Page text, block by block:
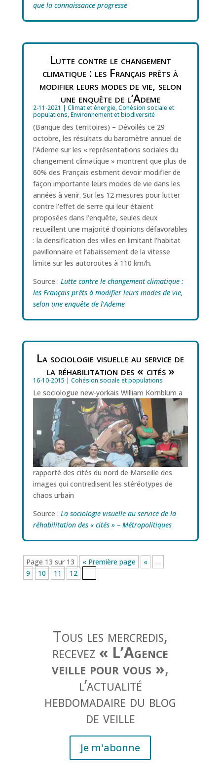
que la connaissance progresse
Lutte contre le changement
climatique : les Français prêts à
modifier leurs modes de vie, selon
une enquête de l’Ademe
2-11-2021 | Climat et énergie,Cohésion sociale et
populations,Environnement et biodiversité
(Banque des territoires) – Dévoilés ce 29
octobre, les résultats du baromètre annuel de
l’Ademe sur les « représentations sociales du
changement climatique » montrent que plus de
60% des Français estiment devoir modifier de
façon importante leurs modes de vie dans les
années à venir. Sur les 12 mesures pour lutter
contre l’effet de serre qui leur étaient
proposées dans l’enquête, seules deux
recueillent une majorité d’opinions défavorables
: la densification des villes en limitant l’habitat
pavillonnaire et l’abaissement de la vitesse
limite sur les autoroutes à 110 km/h.
Source : Lutte contre le changement climatique :
les Français prêts à modifier leurs modes de vie,
selon une enquête de l’Ademe
La sociologie visuelle au service de
la réhabilitation des « cités »
16-10-2015 | Cohésion sociale et populations
Le sociologue new-yorkais William Kornblum a
rapporté des cités du nord de Marseille des
images qui contredisent les stéréotypes de
chaos urbain
Source : La sociologie visuelle au service de la
réhabilitation des « cités » – Métropolitiques
Page 13 sur 13 « Première page «
…
9
10 11 12
Tous les mercredis,
recevez « L’Agence
veille pour vous »,
l’actualité
hebdomadaire du blog
de veille
Je m'abonne